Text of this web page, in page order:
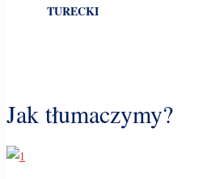
TURECKI
Jak tłumaczymy?